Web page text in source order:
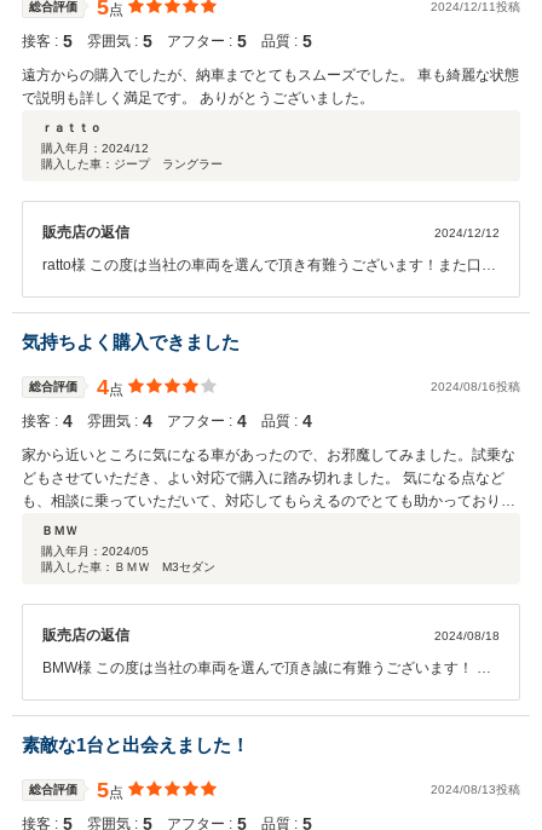
総合評価 5点 2024/12/11投稿
接客 : 5 雰囲気 : 5 アフター : 5 品質 : 5
遠方からの購入でしたが、納車までとてもスムーズでした。 車も綺麗な状態
で説明も詳しく満足です。 ありがとうございました。
ｒａｔｔｏ
購入年月： 2024/12
購入した車：ジープ ラングラー
販売店の返信 2024/12/12
ratto様 この度は当社の車両を選んで頂き有難うございます！また口コ
らお気軽に担当までご連絡下さい！ 高評価頂き有難うございます！他
のお客様にも高評価頂けるよう今回の取り組みを活かしていきますの
で引き続き宜しくお願いいたします！
気持ちよく購入できました
総合評価 4点 2024/08/16投稿
接客 : 4 雰囲気 : 4 アフター : 4 品質 : 4
家から近いところに気になる車があったので、お邪魔してみました。試乗な
どもさせていただき、よい対応で購入に踏み切れました。 気になる点など
も、相談に乗っていただいて、対応してもらえるのでとても助かっておりま
す。 また車検などでお世話になると思いますので、今後ともよろしくお願い
します。
ＢＭＷ
購入年月： 2024/05
購入した車：ＢＭＷ M3セダン
販売店の返信 2024/08/18
BMW様 この度は当社の車両を選んで頂き誠に有難うございます！ 加
応可能なことは対応させて頂きますのでお気軽にお申しつけ下さい！
引き続き宜しくお願いします！
素敵な1台と出会えました！
総合評価 5点 2024/08/13投稿
接客 : 5 雰囲気 : 5 アフター : 5 品質 : 5